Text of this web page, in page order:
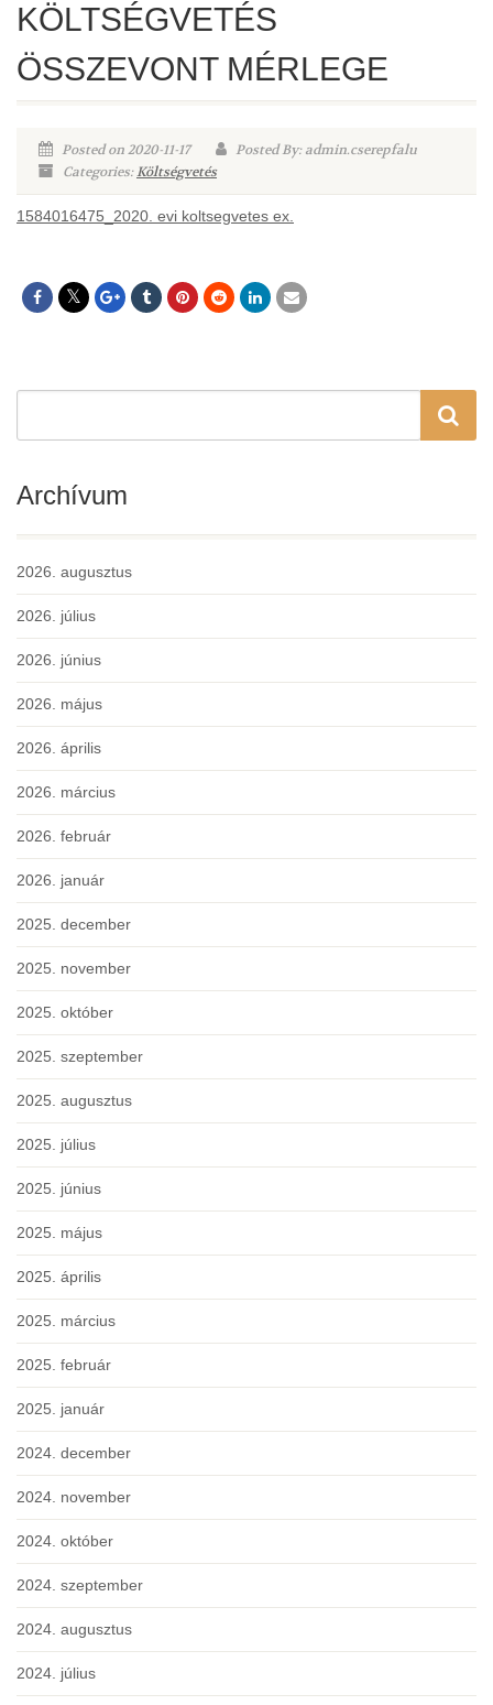
KÖLTSÉGVETÉS
ÖSSZEVONT MÉRLEGE
Posted on 2020-11-17
Posted By: admin.cserepfalu
Categories:Költségvetés
1584016475_2020. evi koltsegvetes ex.
Archívum
2026. augusztus
2026. július
2026. június
2026. május
2026. április
2026. március
2026. február
2026. január
2025. december
2025. november
2025. október
2025. szeptember
2025. augusztus
2025. július
2025. június
2025. május
2025. április
2025. március
2025. február
2025. január
2024. december
2024. november
2024. október
2024. szeptember
2024. augusztus
2024. július